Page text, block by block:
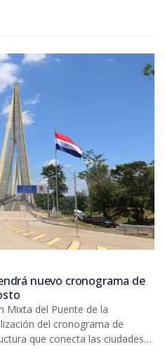
millones) en términos
nuevo cronograma de
Mixta del Puente de la
del cronograma de
que conecta las ciudades
medida que entrará en